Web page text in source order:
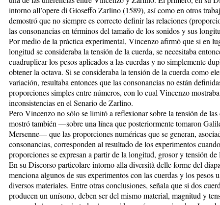
intorno all’opere di Gioseffo Zarlino (1589), así como en otros
demostró que no siempre es correcto definir las relaciones
las consonancias en términos del tamaño de los sonidos y sus
Por medio de la práctica experimental, Vincenzo afirmó que si en
longitud se consideraba la tensión de la cuerda, se necesitaba
cuadruplicar los pesos aplicados a las cuerdas y no simplemente
obtener la octava. Si se consideraba la tensión de la cuerda como
variación, resultaba entonces que las consonancias no están
proporciones simples entre números, con lo cual Vincenzo
inconsistencias en el Senario de Zarlino.
Pero Vincenzo no sólo se limitó a reflexionar sobre la tensión de las
mostró también —sobre una línea que posteriormente tomaron
Mersenne— que las proporciones numéricas que se generan,
consonancias, corresponden al resultado de los experimentos
proporciones se expresan a partir de la longitud, grosor y tensión de
En su Discorso particolare intorno alla diversità delle forme del
menciona algunos de sus experimentos con las cuerdas y los pesos
diversos materiales. Entre otras conclusiones, señala que si dos
producen un unísono, deben ser del mismo material, magnitud y